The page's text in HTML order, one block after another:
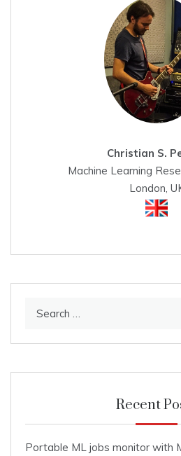
Christian S.
Machine Learning
London,
Recent
Portable ML jobs monitor with